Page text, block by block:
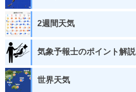
2週間天気
気象予報士のポイント解説
世界天気